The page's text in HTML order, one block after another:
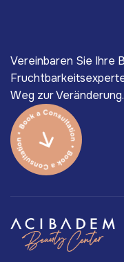
Vereinbaren Sie Ihre
Weg zur Veränderung.